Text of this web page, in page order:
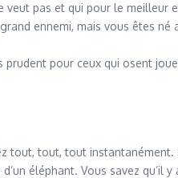
pas et qui pour le meilleur
ennemi, mais vous êtes
pour ceux qui osent
tout, tout, tout
éléphant. Vous savez